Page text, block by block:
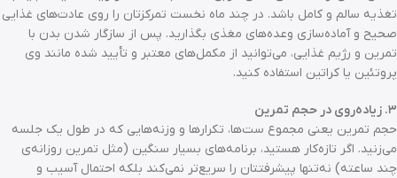
تغذیه سالم و کامل باشد. در چند ماه نخست تمرکزتان را روی عادت‌های غذایی
صحیح و آماده‌سازی وعده‌های مغذی بگذارید. پس از سازگار شدن بدن با
تمرین و رژیم غذایی، می‌توانید از مکمل‌های معتبر و تأیید شده مانند وی
پروتئین یا کراتین استفاده کنید.
۳. زیاده‌روی در حجم تمرین
حجم تمرین یعنی مجموع ست‌ها، تکرارها و وزنه‌هایی که در طول یک جلسه
می‌زنید. اگر تازه‌کار هستید، برنامه‌های بسیار سنگین (مثل تمرین روزانه‌ی
چند ساعته) نه‌تنها پیشرفتتان را سریع‌تر نمی‌کند بلکه احتمال آسیب و